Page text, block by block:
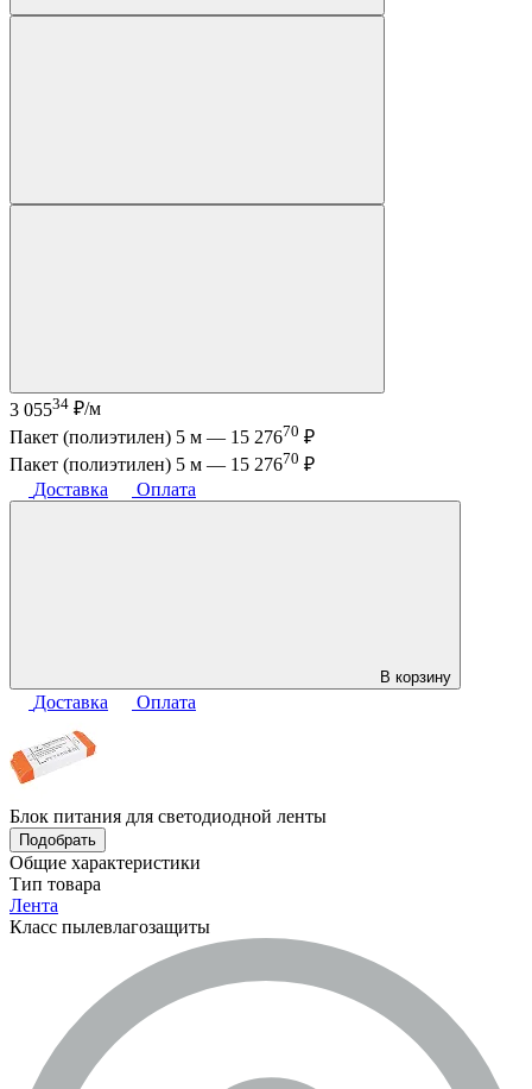
3 05534 ₽/м
Пакет (полиэтилен) 5 м — 15 27670 ₽
Пакет (полиэтилен) 5 м — 15 27670 ₽
Доставка
Оплата
В корзину
Доставка Оплата
Блок питания для светодиодной ленты
Подобрать
Общие характеристики
Тип товара
Лента
Класс пылевлагозащиты